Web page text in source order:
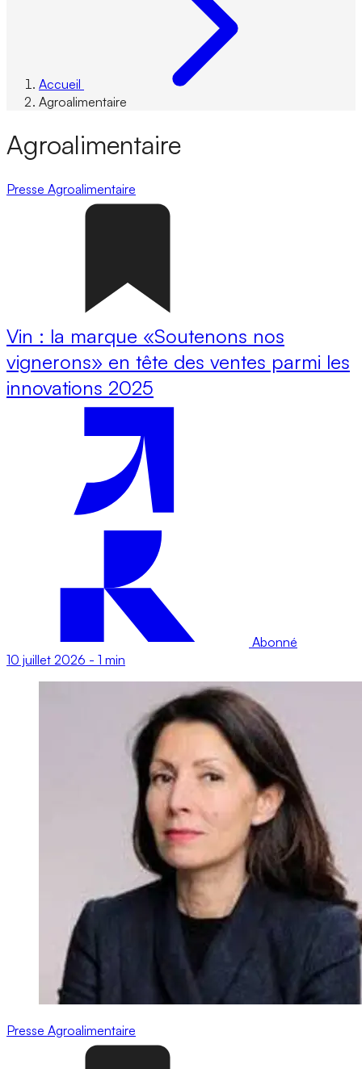
Accueil
Agroalimentaire
Agroalimentaire
Presse Agroalimentaire
Vin : la marque «Soutenons nos
vignerons» en tête des ventes parmi les
innovations 2025
Abonné
10 juillet 2026 - 1 min
Presse Agroalimentaire